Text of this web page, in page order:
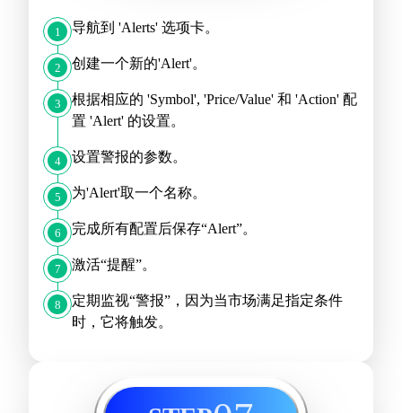
1 导航到 'Alerts' 选项卡。
2 创建一个新的'Alert'。
3
根据相应的 'Symbol', 'Price/Value' 和 'Action' 配
置 'Alert' 的设置。
4 设置警报的参数。
5 为'Alert'取一个名称。
6 完成所有配置后保存“Alert”。
7 激活“提醒”。
8
定期监视“警报”，因为当市场满足指定条件
时，它将触发。